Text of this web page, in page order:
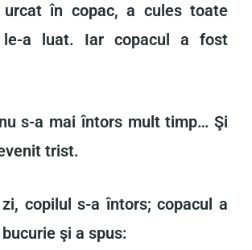
în copac, a cules toate
a luat. Iar copacul a fost
s-a mai întors mult timp… Şi
trist.
copilul s-a întors; copacul a
şi a spus: